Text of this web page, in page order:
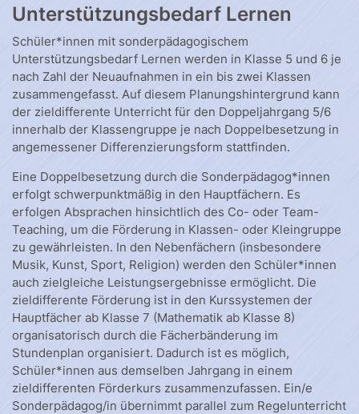
Unterstützungsbedarf Lernen
Schüler*innen mit sonderpädagogischem
Unterstützungsbedarf Lernen werden in Klasse 5 und 6 je
nach Zahl der Neuaufnahmen in ein bis zwei Klassen
zusammengefasst. Auf diesem Planungshintergrund kann
der zieldifferente Unterricht für den Doppeljahrgang 5/6
innerhalb der Klassengruppe je nach Doppelbesetzung in
angemessener Differenzierungsform stattfinden.
Eine Doppelbesetzung durch die Sonderpädagog*innen
erfolgt schwerpunktmäßig in den Hauptfächern. Es
erfolgen Absprachen hinsichtlich des Co- oder Team-
Teaching, um die Förderung in Klassen- oder Kleingruppe
zu gewährleisten. In den Nebenfächern (insbesondere
Musik, Kunst, Sport, Religion) werden den Schüler*innen
auch zielgleiche Leistungsergebnisse ermöglicht. Die
zieldifferente Förderung ist in den Kurssystemen der
Hauptfächer ab Klasse 7 (Mathematik ab Klasse 8)
organisatorisch durch die Fächerbänderung im
Stundenplan organisiert. Dadurch ist es möglich,
Schüler*innen aus demselben Jahrgang in einem
zieldifferenten Förderkurs zusammenzufassen. Ein/e
Sonderpädagog/in übernimmt parallel zum Regelunterricht